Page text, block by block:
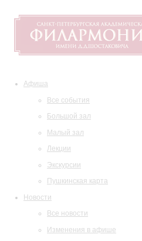
Афиша
Все события
Большой зал
Малый зал
Лекции
Экскурсии
Пушкинская карта
Новости
Все новости
Изменения в афише